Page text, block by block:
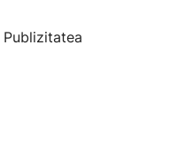
Publizitatea